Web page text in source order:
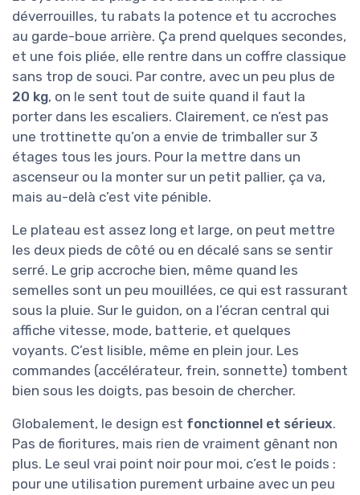
déverrouilles, tu rabats la potence et tu accroches
au garde-boue arrière. Ça prend quelques secondes,
et une fois pliée, elle rentre dans un coffre classique
sans trop de souci. Par contre, avec un peu plus de
20 kg, on le sent tout de suite quand il faut la
porter dans les escaliers. Clairement, ce n’est pas
une trottinette qu’on a envie de trimballer sur 3
étages tous les jours. Pour la mettre dans un
ascenseur ou la monter sur un petit pallier, ça va,
mais au-delà c’est vite pénible.
Le plateau est assez long et large, on peut mettre
les deux pieds de côté ou en décalé sans se sentir
serré. Le grip accroche bien, même quand les
semelles sont un peu mouillées, ce qui est rassurant
sous la pluie. Sur le guidon, on a l’écran central qui
affiche vitesse, mode, batterie, et quelques
voyants. C’est lisible, même en plein jour. Les
commandes (accélérateur, frein, sonnette) tombent
bien sous les doigts, pas besoin de chercher.
Globalement, le design est fonctionnel et sérieux.
Pas de fioritures, mais rien de vraiment gênant non
plus. Le seul vrai point noir pour moi, c’est le poids :
pour une utilisation purement urbaine avec un peu